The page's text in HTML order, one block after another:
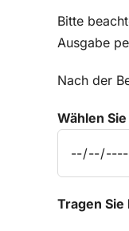
Bitte
Ausgabe
Nach der
Wählen
Tragen